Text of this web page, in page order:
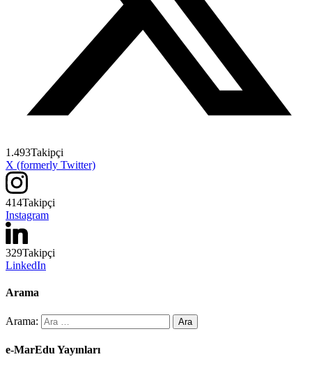
1.493Takipçi
X (formerly Twitter)
414Takipçi
Instagram
329Takipçi
LinkedIn
Arama
Arama:
e-MarEdu Yayınları